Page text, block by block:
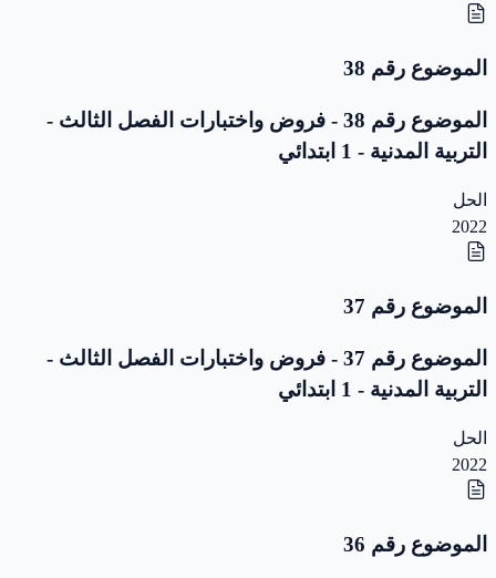
الموضوع رقم 38
الموضوع رقم 38 - فروض واختبارات الفصل الثالث -
التربية المدنية - 1 ابتدائي
الحل
2022
الموضوع رقم 37
الموضوع رقم 37 - فروض واختبارات الفصل الثالث -
التربية المدنية - 1 ابتدائي
الحل
2022
الموضوع رقم 36